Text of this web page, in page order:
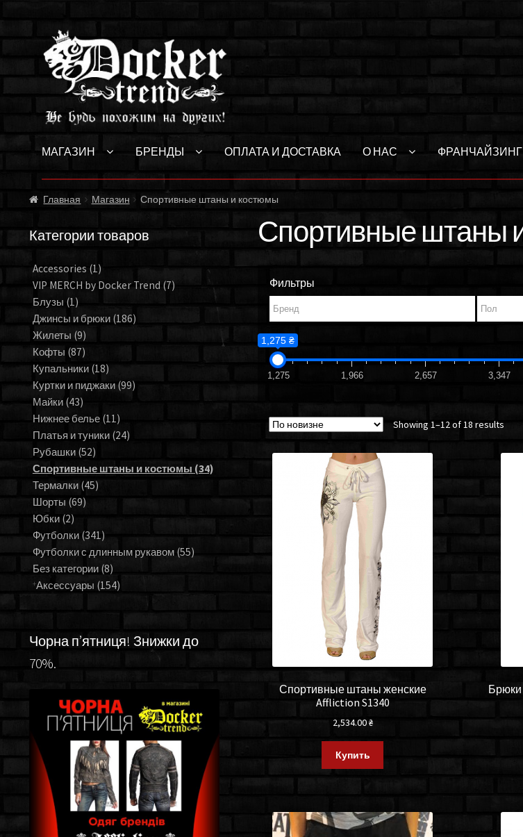
Перейти
к
навигации
Перейти
к
содержимому
МАГАЗИН БРЕНДЫ ОПЛАТА И ДОСТАВКА О НАС ФРАНЧАЙЗИНГ
Главная Магазин Спортивные штаны и костюмы
Спортивные штаны
Фильтры
1,275 ₴
1,275 1,966 2,657 3,347
Showing 1–12 of 18 results
Спортивные штаны женские
Affliction S1340
2,534.00₴
Купить
Брюки
Категории товаров
Accessories (1)
VIP MERCH by Docker Trend (7)
Блузы (1)
Джинсы и брюки (186)
Жилеты (9)
Кофты (87)
Купальники (18)
Куртки и пиджаки (99)
Майки (43)
Нижнее белье (11)
Платья и туники (24)
Рубашки (52)
Спортивные штаны и костюмы (34)
Термалки (45)
Шорты (69)
Юбки (2)
Футболки (341)
Футболки с длинным рукавом (55)
Без категории (8)
Аксессуары (154)
Чорна п’ятниця! Знижки до
70%.